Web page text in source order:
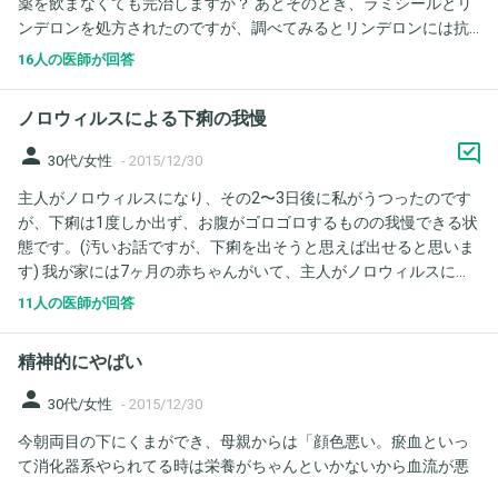
ンデロンを処方されたのですが、調べてみるとリンデロンには抗
生物質が入ってるようで、抗生物質はカンジタによくないと聞き
16人の医師が回答
ノロウィルスによる下痢の我慢
person 30代/女性 - 2015/12/30
主人がノロウィルスになり、その2〜3日後に私がうつったのです
が、下痢は1度しか出ず、お腹がゴロゴロするものの我慢できる状
態です。(汚いお話ですが、下痢を出そうと思えば出せると思いま
す) 我が家には7ヶ月の赤ちゃんがいて、主人がノロウィルスにな
ってから1週間近く経つ今うつっていなくて、私が下痢をして消毒
くて、夜中熱が上がり日中は微熱が続いていたのも治り、でもゴ
ロゴロは今も続いてて食欲が出ない状態です。 そこで質問です
なのでしょうか？ 下痢をしてウィルスを外に出さないといけない
とかありますか？こんな生活を続けてて完治できますでしょう
11人の医師が回答
精神的にやばい
person 30代/女性 - 2015/12/30
今朝両目の下にくまができ、母親からは「顔色悪い。瘀血といっ
て消化器系やられてる時は栄養がちゃんといかないから血流が悪